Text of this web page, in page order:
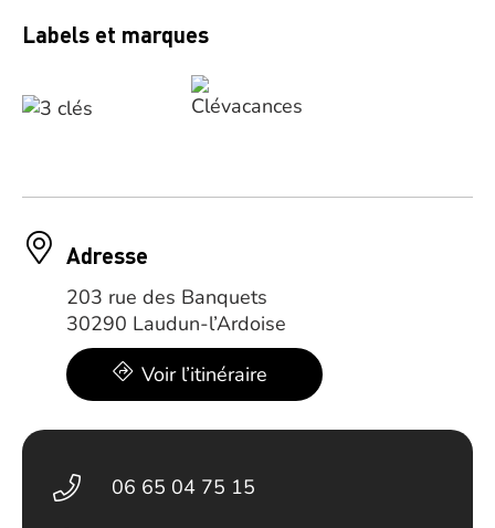
Labels et marques
Adresse
203 rue des Banquets
30290 Laudun-l’Ardoise
Voir l’itinéraire
06 65 04 75 15